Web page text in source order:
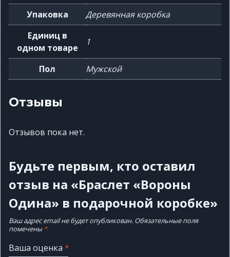
Упаковка
Деревянная коробка
Единиц в
одном товаре
1
Пол Мужской
Отзывы
Отзывов пока нет.
Будьте первым, кто оставил
отзыв на «Браслет «Вороны
Одина» в подарочной коробке»
Ваш адрес email не будет опубликован. Обязательные поля
помечены *
Ваша оценка *